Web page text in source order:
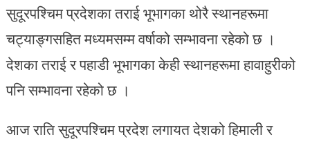
सुदूरपश्चिम प्रदेशका तराई भूभागका थोरै स्थानहरूमा
चट्याङ्गसहित मध्यमसम्म वर्षाको सम्भावना रहेको छ ।
देशका तराई र पहाडी भूभागका केही स्थानहरूमा हावाहुरीको
पनि सम्भावना रहेको छ ।
आज राति सुदूरपश्चिम प्रदेश लगायत देशको हिमाली र